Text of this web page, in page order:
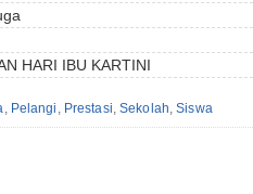
HARI IBU KARTINI
, Pelangi , Prestasi,Sekolah,Siswa